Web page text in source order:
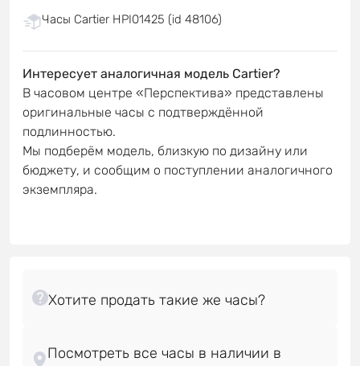
Часы Cartier HPI01425 (id 48106)
Интересует аналогичная модель Cartier?
В часовом центре «Перспектива» представлены
оригинальные часы с подтверждённой
подлинностью.
Мы подберём модель, близкую по дизайну или
бюджету, и сообщим о поступлении аналогичного
экземпляра.
Посмотреть все часы в наличии в